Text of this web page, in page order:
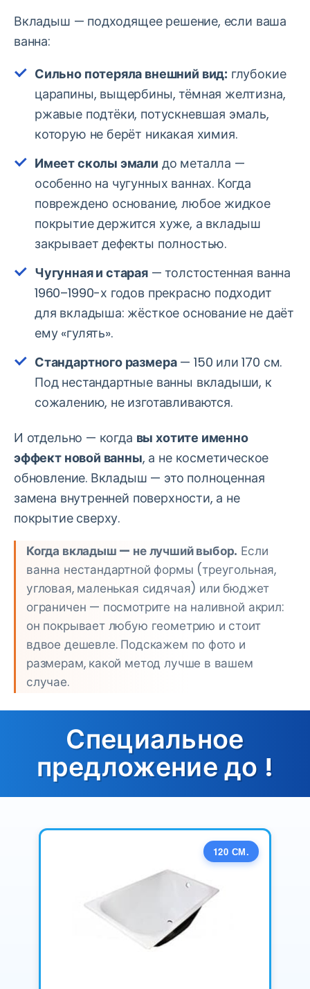
Вкладыш — подходящее решение, если ваша
ванна:
Сильно потеряла внешний вид: глубокие
царапины, выщербины, тёмная желтизна,
ржавые подтёки, потускневшая эмаль,
которую не берёт никакая химия.
Имеет сколы эмали до металла —
особенно на чугунных ваннах. Когда
повреждено основание, любое жидкое
покрытие держится хуже, а вкладыш
закрывает дефекты полностью.
Чугунная и старая— толстостенная ванна
1960–1990-х годов прекрасно подходит
для вкладыша: жёсткое основание не даёт
ему «гулять».
Стандартного размера— 150 или 170 см.
Под нестандартные ванны вкладыши, к
сожалению, не изготавливаются.
И отдельно — когда вы хотите именно
эффект новой ванны, а не косметическое
обновление. Вкладыш — это полноценная
замена внутренней поверхности, а не
покрытие сверху.
Когда вкладыш — не лучший выбор. Если
ванна нестандартной формы (треугольная,
угловая, маленькая сидячая) или бюджет
ограничен — посмотрите на наливной акрил:
он покрывает любую геометрию и стоит
вдвое дешевле. Подскажем по фото и
размерам, какой метод лучше в вашем
случае.
Специальное
предложение до !
120 СМ.